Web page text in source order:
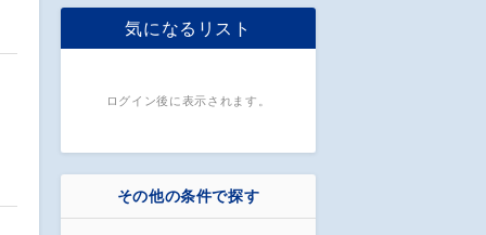
気になるリスト
ログイン後に表示されます。
その他の条件で探す